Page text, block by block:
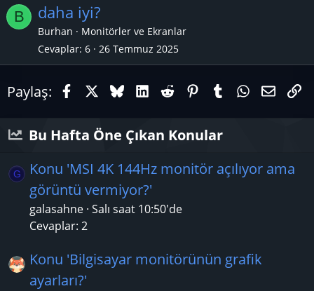
B
daha iyi?
Burhan
Monitörler ve Ekranlar
Cevaplar 6 26 Temmuz 2025
Paylaş: FacebookX (Twitter)
BlueskyLinkedIn
RedditPinterestTumblrE-
Bu Hafta Öne Çıkan Konular
G
Konu 'MSI 4K 144Hz monitör açılıyor ama
görüntü vermiyor?'
galasahne Salı saat 10:50'de
Cevaplar: 2
Konu 'Bilgisayar monitörünün grafik
ayarları?'